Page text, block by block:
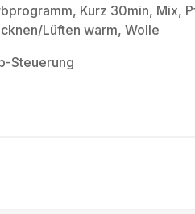
Kurz 30min, Mix,
​Lüften warm, Wolle
Steuerung